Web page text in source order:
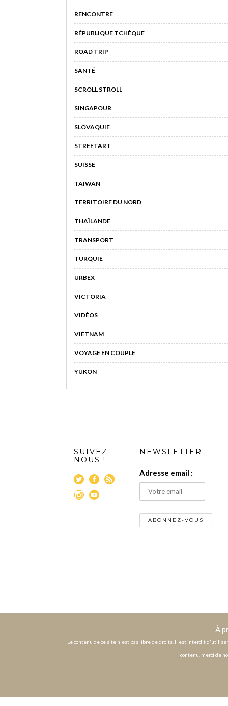
RENCONTRE
RÉPUBLIQUE TCHÈQUE
ROAD TRIP
SANTÉ
SCROLL STROLL
SINGAPOUR
SLOVAQUIE
STREETART
SUISSE
TAÏWAN
TERRITOIRE DU NORD
THAÏLANDE
TRANSPORT
TURQUIE
URBEX
VICTORIA
VIDÉOS
VIETNAM
VOYAGE EN COUPLE
YUKON
SUIVEZ
NOUS !
NEWSLETTER
Adresse email :
À
Le contenu de ce site n'est pas libre de droits. Il est interdit
contenu, merci de